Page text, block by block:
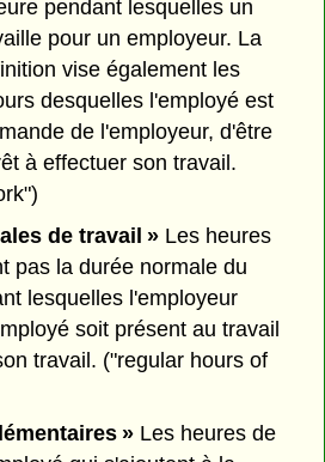
pendant lesquelles un
pour un employeur. La
vise également les
desquelles l'employé est
de l'employeur, d'être
à effectuer son travail.
de travail »Les heures
pas la durée normale du
lesquelles l'employeur
soit présent au travail
travail. ("regular hours of
»Les heures de